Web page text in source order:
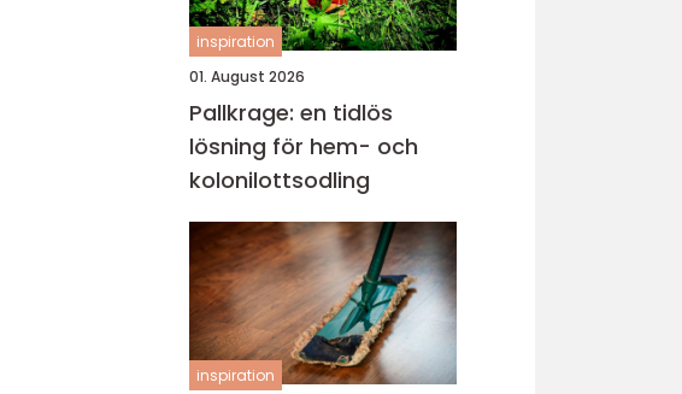
inspiration
01. August 2026
Pallkrage: en tidlös
lösning för hem- och
kolonilottsodling
inspiration